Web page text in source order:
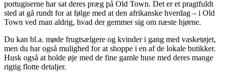
portugiserne har sat deres præg på Old Town. Det er et pragtfuldt
sted at gå rundt for at følge med at den afrikanske hverdag – i Old
Town ved man aldrig, hvad der gemmer sig om næste hjørne.
Du kan bl.a. møde frugtsælgere og kvinder i gang med vasketøjet,
men du har også mulighed for at shoppe i en af de lokale butikker.
Husk også at holde øje med de fine gamle huse med deres mange
rigtig flotte detaljer.